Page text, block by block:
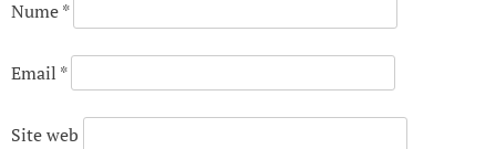
Nume*
Email *
Site web